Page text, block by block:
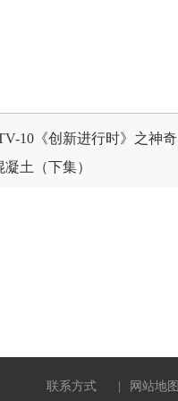
10《创新进行时》之神奇
凝土（下集）
联系方式 网站地图